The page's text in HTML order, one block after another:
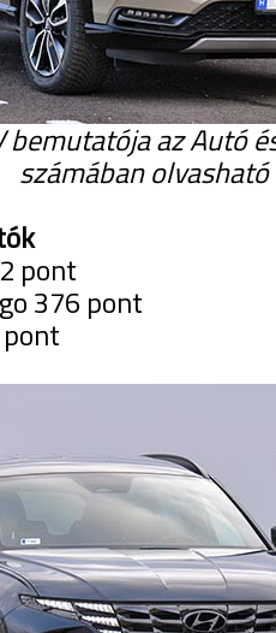
bemutatója az Autó
számában olvasható
pont
376 pont